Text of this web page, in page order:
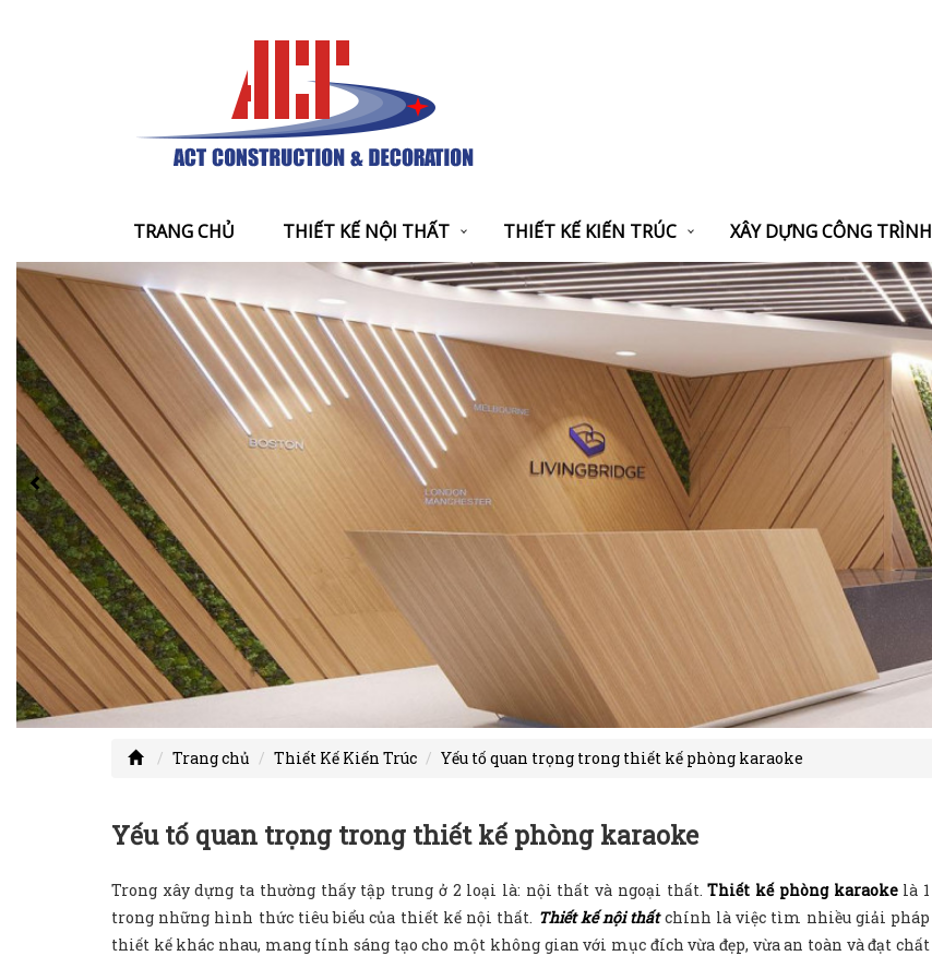
TRANG CHỦ THIẾT KẾ NỘI THẤT THIẾT KẾ KIẾN TRÚC XÂY DỰNG CÔNG TRÌNH
Trang chủ Thiết Kế Kiến Trúc Yếu tố quan trọng trong thiết kế phòng karaoke
Yếu tố quan trọng trong thiết kế phòng karaoke
Trong xây dựng ta thường thấy tập trung ở 2 loại là: nội thất và ngoại thất.Thiết kế phòng karaokelà 1
trong những hình thức tiêu biểu của thiết kế nội thất. Thiết kế nội thấtchính là việc tìm nhiều giải pháp
thiết kế khác nhau, mang tính sáng tạo cho một không gian với mục đích vừa đẹp, vừa an toàn và đạt chất